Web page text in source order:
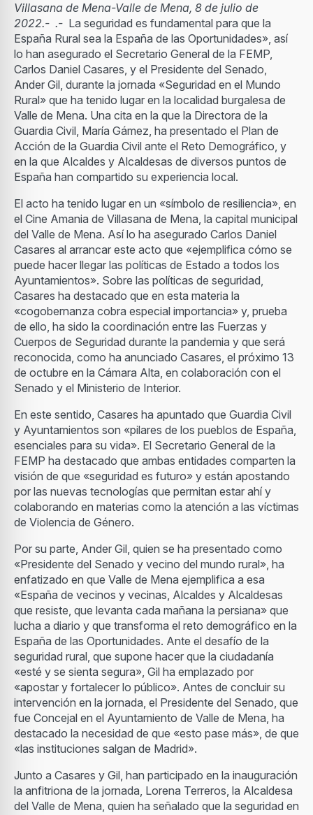
Villasana de Mena-Valle de Mena, 8 de julio de
2022.- .- La seguridad es fundamental para que la
España Rural sea la España de las Oportunidades», así
lo han asegurado el Secretario General de la FEMP,
Carlos Daniel Casares, y el Presidente del Senado,
Ander Gil, durante la jornada «Seguridad en el Mundo
Rural» que ha tenido lugar en la localidad burgalesa de
Valle de Mena. Una cita en la que la Directora de la
Guardia Civil, María Gámez, ha presentado el Plan de
Acción de la Guardia Civil ante el Reto Demográfico, y
en la que Alcaldes y Alcaldesas de diversos puntos de
España han compartido su experiencia local.
El acto ha tenido lugar en un «símbolo de resiliencia», en
el Cine Amania de Villasana de Mena, la capital municipal
del Valle de Mena. Así lo ha asegurado Carlos Daniel
Casares al arrancar este acto que «ejemplifica cómo se
puede hacer llegar las políticas de Estado a todos los
Ayuntamientos». Sobre las políticas de seguridad,
Casares ha destacado que en esta materia la
«cogobernanza cobra especial importancia» y, prueba
de ello, ha sido la coordinación entre las Fuerzas y
Cuerpos de Seguridad durante la pandemia y que será
reconocida, como ha anunciado Casares, el próximo 13
de octubre en la Cámara Alta, en colaboración con el
Senado y el Ministerio de Interior.
En este sentido, Casares ha apuntado que Guardia Civil
y Ayuntamientos son «pilares de los pueblos de España,
esenciales para su vida». El Secretario General de la
FEMP ha destacado que ambas entidades comparten la
visión de que «seguridad es futuro» y están apostando
por las nuevas tecnologías que permitan estar ahí y
colaborando en materias como la atención a las víctimas
de Violencia de Género.
Por su parte, Ander Gil, quien se ha presentado como
«Presidente del Senado y vecino del mundo rural», ha
enfatizado en que Valle de Mena ejemplifica a esa
«España de vecinos y vecinas, Alcaldes y Alcaldesas
que resiste, que levanta cada mañana la persiana» que
lucha a diario y que transforma el reto demográfico en la
España de las Oportunidades. Ante el desafío de la
seguridad rural, que supone hacer que la ciudadanía
«esté y se sienta segura», Gil ha emplazado por
«apostar y fortalecer lo público». Antes de concluir su
intervención en la jornada, el Presidente del Senado, que
fue Concejal en el Ayuntamiento de Valle de Mena, ha
destacado la necesidad de que «esto pase más», de que
«las instituciones salgan de Madrid».
Junto a Casares y Gil, han participado en la inauguración
la anfitriona de la jornada, Lorena Terreros, la Alcaldesa
del Valle de Mena, quien ha señalado que la seguridad en